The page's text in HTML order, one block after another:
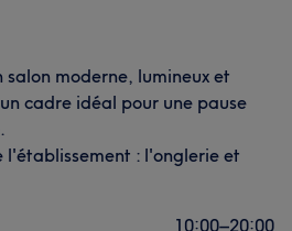
salon moderne, lumineux et
cadre idéal pour une pause
l'établissement : l'onglerie et
10:00–20:00